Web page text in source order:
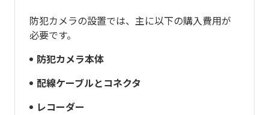
防犯カメラの設置では、主に以下の購入費用が
必要です。
防犯カメラ本体
配線ケーブルとコネクタ
レコーダー